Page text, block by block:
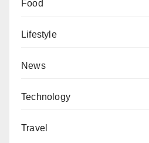
Food
Lifestyle
News
Technology
Travel